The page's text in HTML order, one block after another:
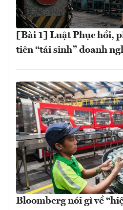
[Bài 1] Luật Phục hồi,
tiên “tái sinh” doanh
Bloomberg nói gì về